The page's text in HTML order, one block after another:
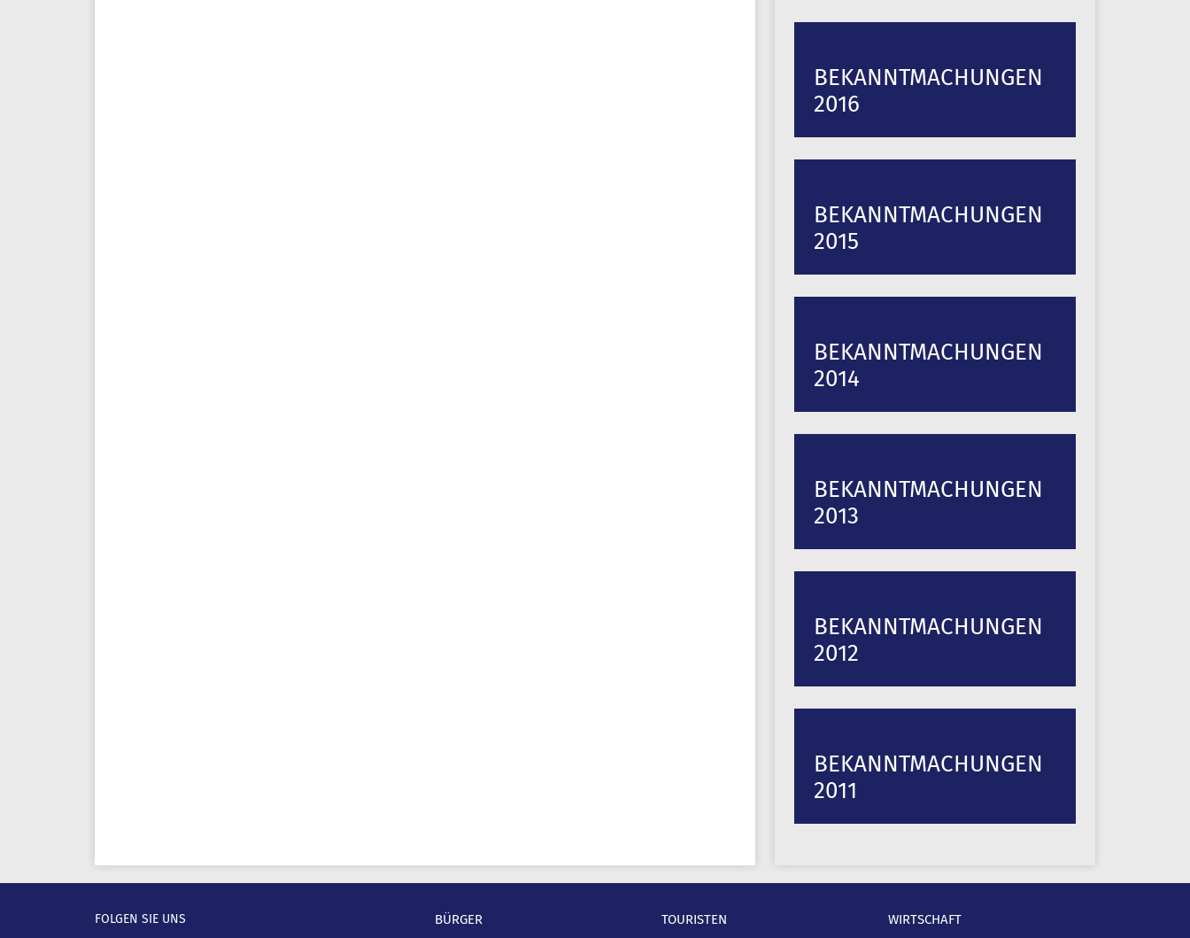
BEKANNTMACHUNGEN
2016
BEKANNTMACHUNGEN
2015
BEKANNTMACHUNGEN
2014
BEKANNTMACHUNGEN
2013
BEKANNTMACHUNGEN
2012
BEKANNTMACHUNGEN
2011
FOLGEN SIE UNS BÜRGER TOURISTEN WIRTSCHAFT